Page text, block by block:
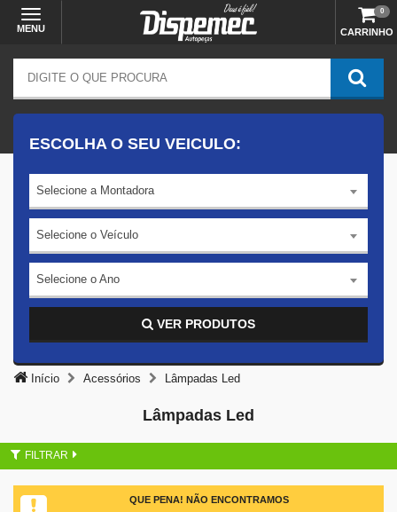
MENU CARRINHO
0
ESCOLHA O SEU VEICULO:
Selecione a Montadora
Selecione o Veículo
Selecione o Ano
VER PRODUTOS
Início Acessórios Lâmpadas Led
Lâmpadas Led
FILTRAR
QUE PENA! NÃO ENCONTRAMOS